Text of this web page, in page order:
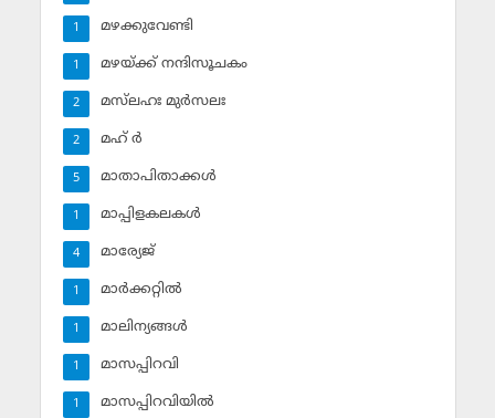
മഴക്കുവേണ്ടി
1
മഴയ്ക്ക് നന്ദിസൂചകം
1
മസ്‌ലഹഃ മുര്‍സലഃ
2
മഹ് ര്‍
2
മാതാപിതാക്കള്‍
5
മാപ്പിളകലകള്‍
1
മാര്യേജ്
4
മാര്‍ക്കറ്റില്‍
1
മാലിന്യങ്ങള്‍
1
മാസപ്പിറവി
1
മാസപ്പിറവിയില്‍
1